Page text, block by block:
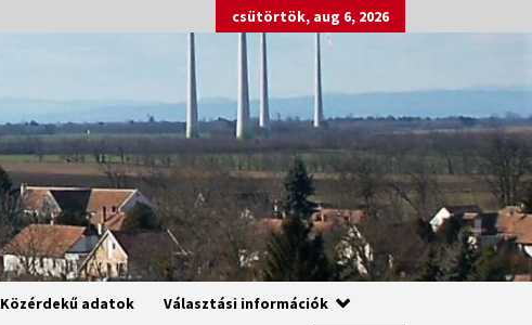
csütörtök, aug 6, 2026
Közérdekű adatok Választási információk